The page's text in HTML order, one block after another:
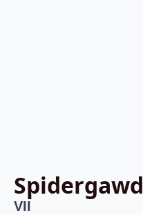
Spidergawd
VII